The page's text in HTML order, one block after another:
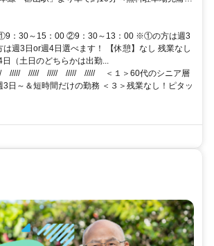
通勤OK ➡バス停も近く、公共交通機関での通勤
：30～15：00 ②9：30～13：00 ※①の方は週3
週3日or週4日選べます！ 【休憩】なし 残業なし
日（土日のどちらかは出勤...
///// ///// ///// ///// ///// ＜１＞60代のシニア層
3日～＆短時間だけの勤務 ＜３＞残業なし！ピタッ